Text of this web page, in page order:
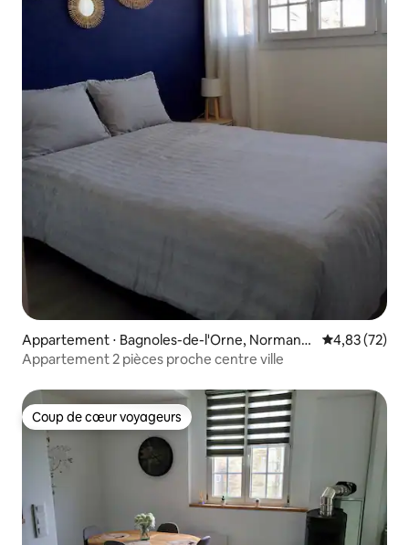
Appartement ⋅ Bagnoles-de-l'Orne, Normandi
e
Évaluation
4,83 (72)
Appartement 2 pièces proche centre ville
Coup de cœur voyageurs
Coup de cœur voyageurs